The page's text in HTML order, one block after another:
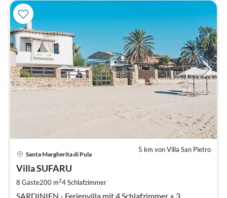
5 km von Villa San Pietro
Santa Margherita di Pula
Villa SUFARU
8 Gäste200 m24Schlafzimmer
SARDINIEN - Ferienvilla mit 4 Schlafzimmer + 3